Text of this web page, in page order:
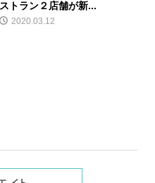
ストラン２店舗が新...
2020.03.12